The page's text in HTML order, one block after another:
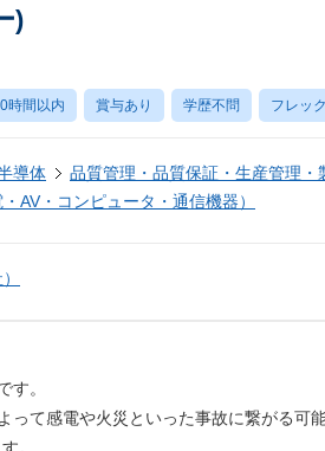
)
時間以内 賞与あり 学歴不問 フレッ
導体
品質管理・品質保証・生産管理・
AV・コンピュータ・通信機器）
す。
って感電や火災といった事故に繋がる可